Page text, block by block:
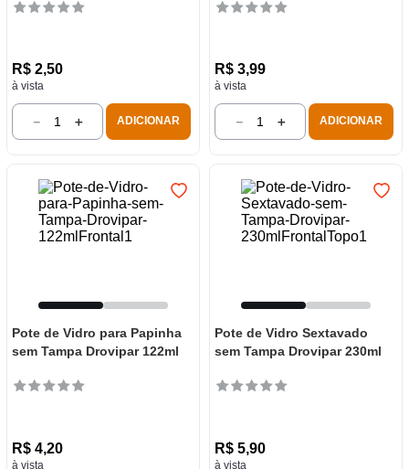
R$ 2,50
à vista
＋
－ ADICIONAR
R$ 3,99
à vista
＋
－ ADICIONAR
Pote de Vidro para Papinha
sem Tampa Drovipar 122ml
R$ 4,20
à vista
Pote de Vidro Sextavado
sem Tampa Drovipar 230ml
R$ 5,90
à vista